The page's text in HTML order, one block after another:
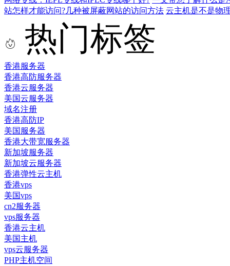
站怎样才能访问?几种被屏蔽网站的访问方法 云主机是不是物
热门标签
香港服务器
香港高防服务器
香港云服务器
美国云服务器
域名注册
香港高防IP
美国服务器
香港大带宽服务器
新加坡服务器
新加坡云服务器
香港弹性云主机
香港vps
美国vps
cn2服务器
vps服务器
香港云主机
美国主机
vps云服务器
PHP主机空间